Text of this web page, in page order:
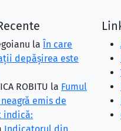
la În care
depăşirea este
ROBITU la Fumul
emis de
indică: